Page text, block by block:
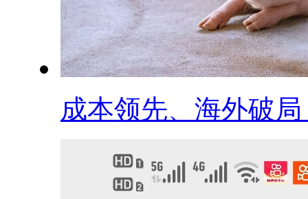
成本领先、海外破局